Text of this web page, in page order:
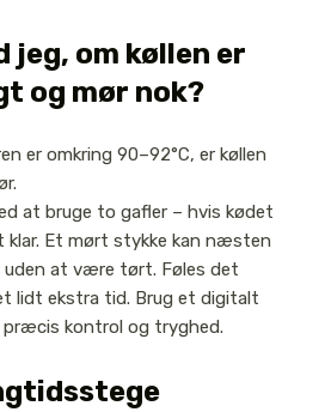
jeg, om køllen er
og mør nok?
er omkring 90–92°C, er køllen
at bruge to gafler – hvis kødet
Et mørt stykke kan næsten
uden at være tørt. Føles det
lidt ekstra tid. Brug et digitalt
kontrol og tryghed.